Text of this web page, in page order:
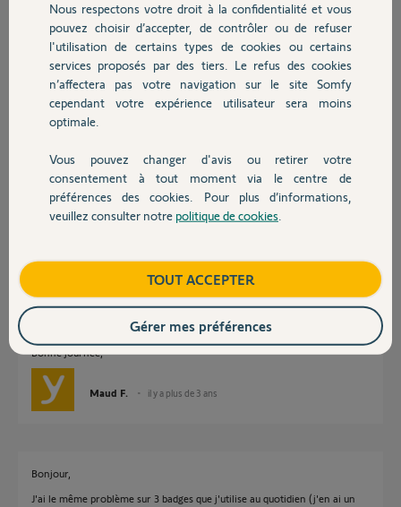
Chauffage
Autres produits
Devis avec un pro
Contact
Merci d'avance pour votre aide,
Cordialement,
Michaël
il y a plus de 3 ans
Réponses
Je vous confirme que d'après ce que vous nous indiquez, il semblerait que
votre produit soit défectueux. Afin de gérer votre SAV, je vais avoir
besoin d'informations personnelles et c'est pour cette raison que je viens
de vous envoyer un mail pour continuer votre dépannage en privé.
Bonne journée,
Maud F. il y a plus de 3 ans
Bonjour,
J'ai le même problème sur 3 badges que j'utilise au quotidien (j'en ai un
Nous respectons votre droit à la confidentialité et vous
pouvez choisir d’accepter, de contrôler ou de refuser
l'utilisation de certains types de cookies ou certains
services proposés par des tiers. Le refus des cookies
n’affectera pas votre navigation sur le site Somfy
cependant votre expérience utilisateur sera moins
optimale.
Vous pouvez changer d'avis ou retirer votre
consentement à tout moment via le centre de
préférences des cookies. Pour plus d’informations,
veuillez consulter notre politique de cookies
TOUT ACCEPTER
Gérer mes préférences